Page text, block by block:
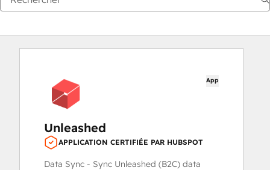
App
Unleashed
APPLICATION CERTIFIÉE PAR HUBSPOT
Data Sync - Sync Unleashed (B2C) data